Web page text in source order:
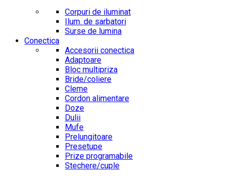
Corpuri de iluminat
Ilum. de sarbatori
Surse de lumina
Conectica
Accesorii conectica
Adaptoare
Bloc multipriza
Bride/coliere
Cleme
Cordon alimentare
Doze
Dulii
Mufe
Prelungitoare
Presetupe
Prize programabile
Stechere/cuple